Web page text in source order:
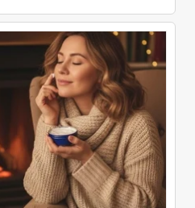
40+.
lepiej opakowany zwykły